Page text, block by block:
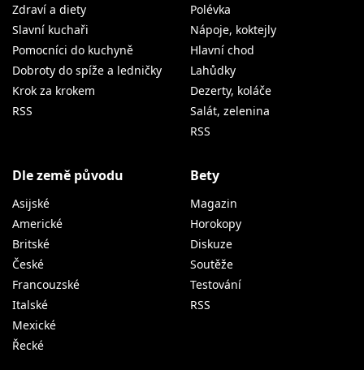
Zdraví a diety
Slavní kuchaři
Pomocníci do kuchyně
Dobroty do spíže a ledničky
Krok za krokem
RSS
Polévka
Nápoje, koktejly
Hlavní chod
Lahůdky
Dezerty, koláče
Salát, zelenina
RSS
Dle země původu
Asijské
Americké
Britské
České
Francouzské
Italské
Mexické
Řecké
Bety
Magazin
Horokopy
Diskuze
Soutěže
Testování
RSS